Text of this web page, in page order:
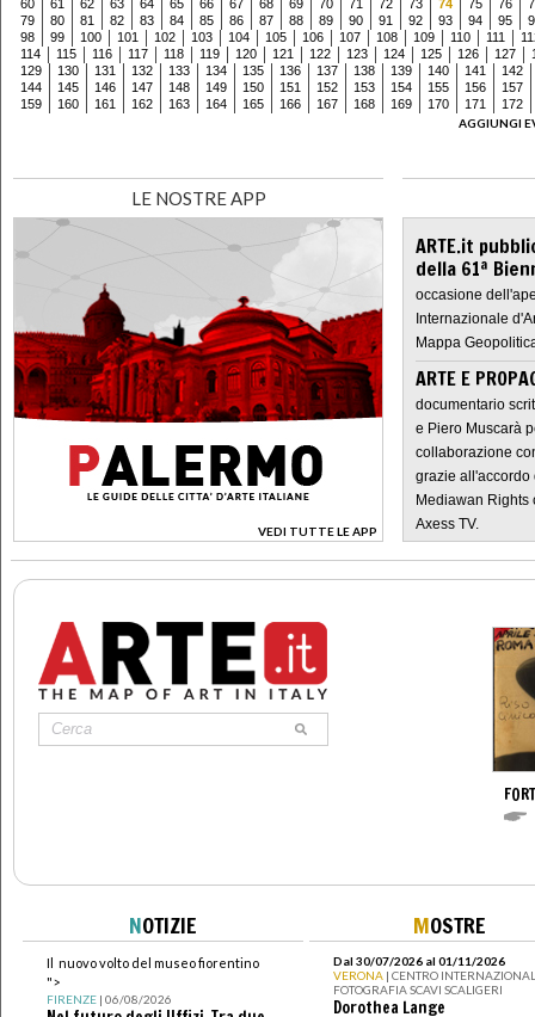
60 61 62 63 64 65 66 67 68 69 70 71 72 73 74 75 76
79
80 81 82 83 84 85 86 87 88 89 90 91 92 93 94 95
98
99 100 101 102 103 104 105 106 107 108 109 110 111
114
115 116 117 118 119 120 121 122 123 124 125 126 127
129
130 131 132 133 134 135 136 137 138 139 140 141
142
144
145 146 147 148 149 150 151 152 153 154 155 156
157
159
160 161 162 163 164 165 166 167 168 169 170 171
172
AGGIUNGI
LE NOSTRE APP
VEDI TUTTE LE APP
>
ARTE.it
della 61ª
occasione
Internazionale
Mappa
ARTE E
documentario
e Piero Muscarà
collaborazione
grazie all'accordo
Mediawan Rights
Axess TV.
NOTIZIE
Il nuovo volto del museo fiorentino
">
FIRENZE| 06/08/2026
MOSTRE
Dal 30/07/2026 al 01/11/2026
VERONA | CENTRO
FOTOGRAFIA SCAVI SCALIGERI
Dorothea Lange